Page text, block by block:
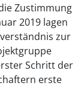
Zustimmung
2019 lagen
zur
Schritt der
erste